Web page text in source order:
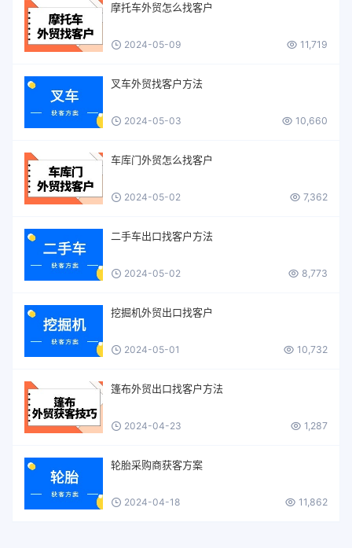
摩托车外贸怎么找客户
2024-05-09 11,719
叉车外贸找客户方法
2024-05-03 10,660
车库门外贸怎么找客户
2024-05-02 7,362
二手车出口找客户方法
2024-05-02 8,773
挖掘机外贸出口找客户
2024-05-01 10,732
篷布外贸出口找客户方法
2024-04-23 1,287
轮胎采购商获客方案
2024-04-18 11,862